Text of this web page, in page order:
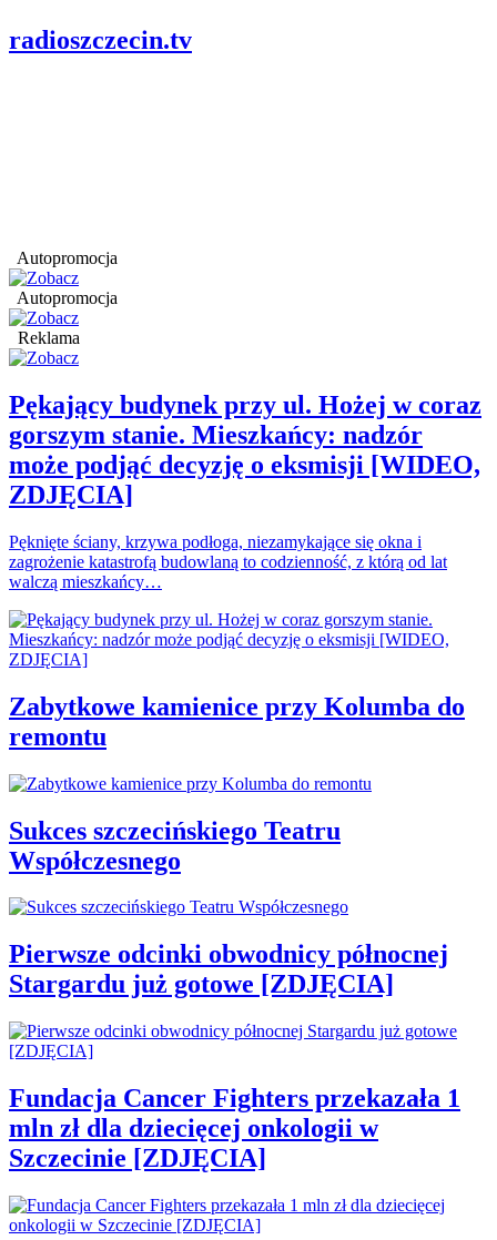
radioszczecin.tv
Autopromocja
Autopromocja
Reklama
Pękający budynek przy ul. Hożej w coraz
gorszym stanie. Mieszkańcy: nadzór
może podjąć decyzję o eksmisji [WIDEO,
ZDJĘCIA]
Pęknięte ściany, krzywa podłoga, niezamykające się okna i
zagrożenie katastrofą budowlaną to codzienność, z którą od lat
walczą mieszkańcy…
Zabytkowe kamienice przy Kolumba do
remontu
Sukces szczecińskiego Teatru
Współczesnego
Pierwsze odcinki obwodnicy północnej
Stargardu już gotowe [ZDJĘCIA]
Fundacja Cancer Fighters przekazała 1
mln zł dla dziecięcej onkologii w
Szczecinie [ZDJĘCIA]